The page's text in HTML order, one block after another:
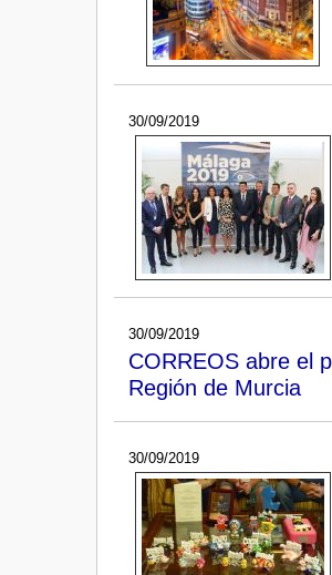
30/09/2019
30/09/2019
CORREOS abre el
Región de Murcia
30/09/2019